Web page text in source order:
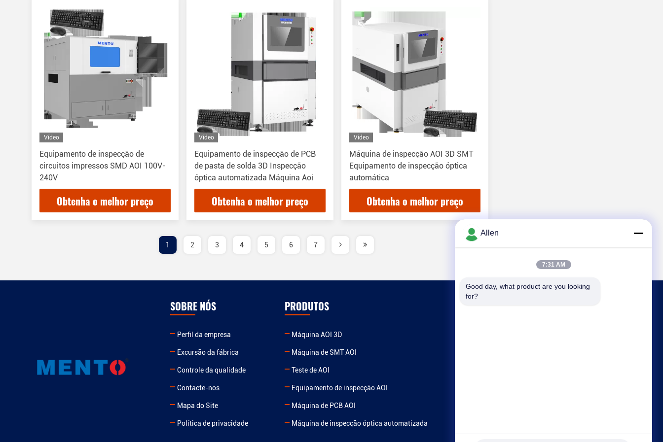
Vídeo
Equipamento de inspecção de
circuitos impressos SMD AOI 100V-
240V
Obtenha o melhor preço
Vídeo
Equipamento de inspecção de PCB
de pasta de solda 3D Inspecção
óptica automatizada Máquina Aoi
Obtenha o melhor preço
Vídeo
Máquina de inspecção AOI 3D SMT
Equipamento de inspecção óptica
automática
Obtenha o melhor preço
1 2 3 4 5 6 7
SOBRE NÓS
Perfil da empresa
Excursão da fábrica
Controle da qualidade
Contacte-nos
Mapa do Site
Política de privacidade
PRODUTOS
Máquina AOI 3D
Máquina de SMT AOI
Teste de AOI
Equipamento de inspecção AOI
Máquina de PCB AOI
Máquina de inspecção óptica automatizada
Allen
7:31 AM
Good day, what product are you looking
for?